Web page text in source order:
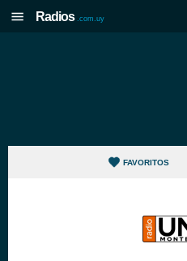
Radios .com.uy
FAVORITOS